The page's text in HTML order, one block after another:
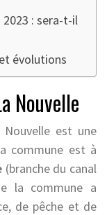
: sera-t-il
évolutions
Nouvelle
est une
commune est à
(branche du canal
la commune a
de pêche et de